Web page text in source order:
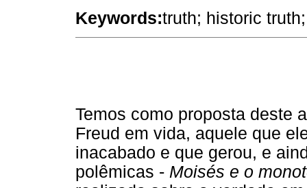
Keywords:truth; historic
Temos como proposta deste
Freud em vida, aquele que
inacabado e que gerou, e
polêmicas - Moisés e o